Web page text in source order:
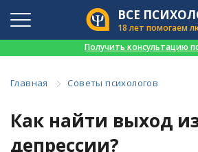
ВСЕ
18 лет помогаем
Получить консультацию
Главная Советы психологов
Как найти выход
депрессии?